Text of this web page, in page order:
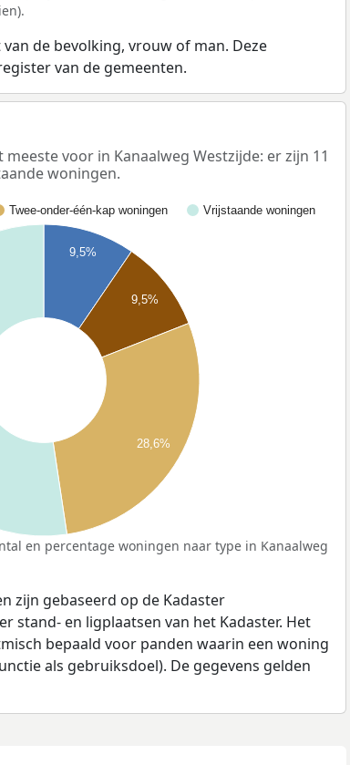
de bevolking, vrouw of man. Deze
van de gemeenten.
voor in Kanaalweg Westzijde: er zijn 11
woningen.
Twee-onder-één-kap woningen Vrijstaande woningen
9,5%
9,5%
28,6%
en percentage woningen naar type in Kanaalweg
zijn gebaseerd op de Kadaster
stand- en ligplaatsen van het Kadaster. Het
bepaald voor panden waarin een woning
als gebruiksdoel). De gegevens gelden